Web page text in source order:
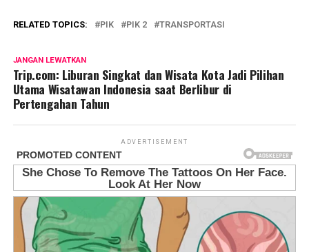
RELATED TOPICS: PIK PIK 2 TRANSPORTASI
JANGAN LEWATKAN
Trip.com: Liburan Singkat dan Wisata Kota Jadi Pilihan
Utama Wisatawan Indonesia saat Berlibur di
Pertengahan Tahun
ADVERTISEMENT